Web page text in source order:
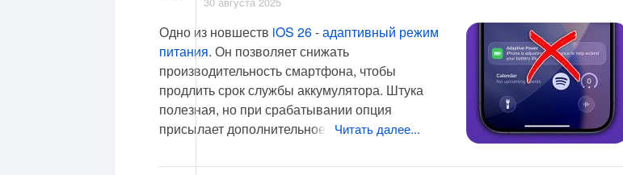
Одно из новшеств iOS 26-адаптивный режим
питания. Он позволяет снижать
производительность смартфона, чтобы
продлить срок службы аккумулятора. Штука
полезная, но при срабатывании опция
присылает дополнительное
Читать далее...